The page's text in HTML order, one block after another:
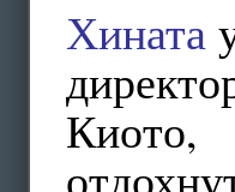
Хината
Киото,